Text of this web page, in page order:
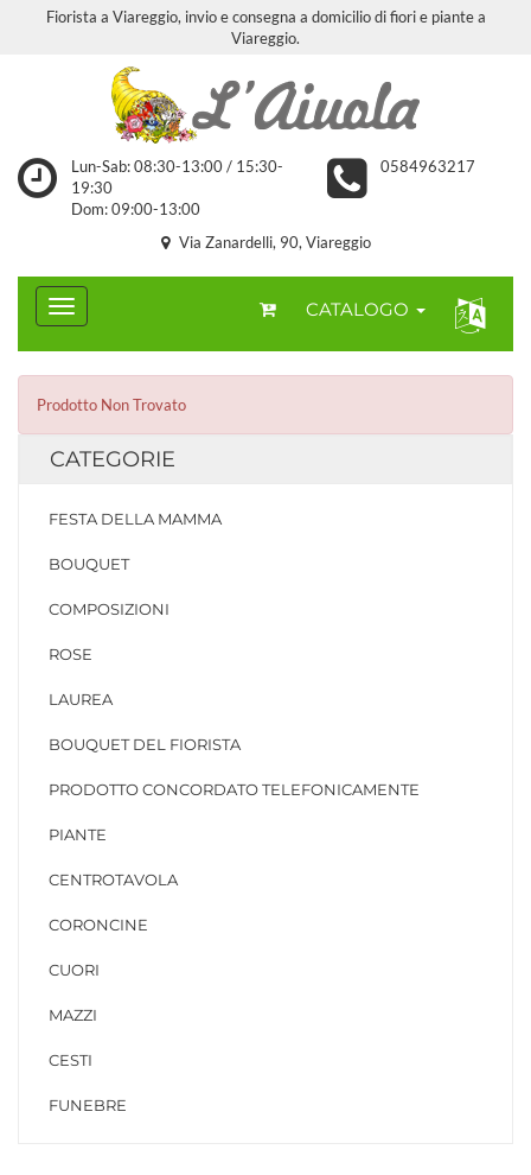
Fiorista a Viareggio, invio e consegna a domicilio di fiori e piante a
Viareggio.
Lun-Sab: 08:30-13:00 / 15:30-
19:30
Dom: 09:00-13:00
0584963217
Via Zanardelli, 90, Viareggio
CATALOGO
Prodotto Non Trovato
CATEGORIE
FESTA DELLA MAMMA
BOUQUET
COMPOSIZIONI
ROSE
LAUREA
BOUQUET DEL FIORISTA
PRODOTTO CONCORDATO TELEFONICAMENTE
PIANTE
CENTROTAVOLA
CORONCINE
CUORI
MAZZI
CESTI
FUNEBRE